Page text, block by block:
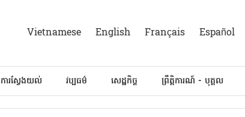
Vietnamese English Français Español
ការស្វែងយល់ វប្បធម៌ សេដ្ឋកិច្ច ព្រឹត្តិការណ៍ - បុគ្គល